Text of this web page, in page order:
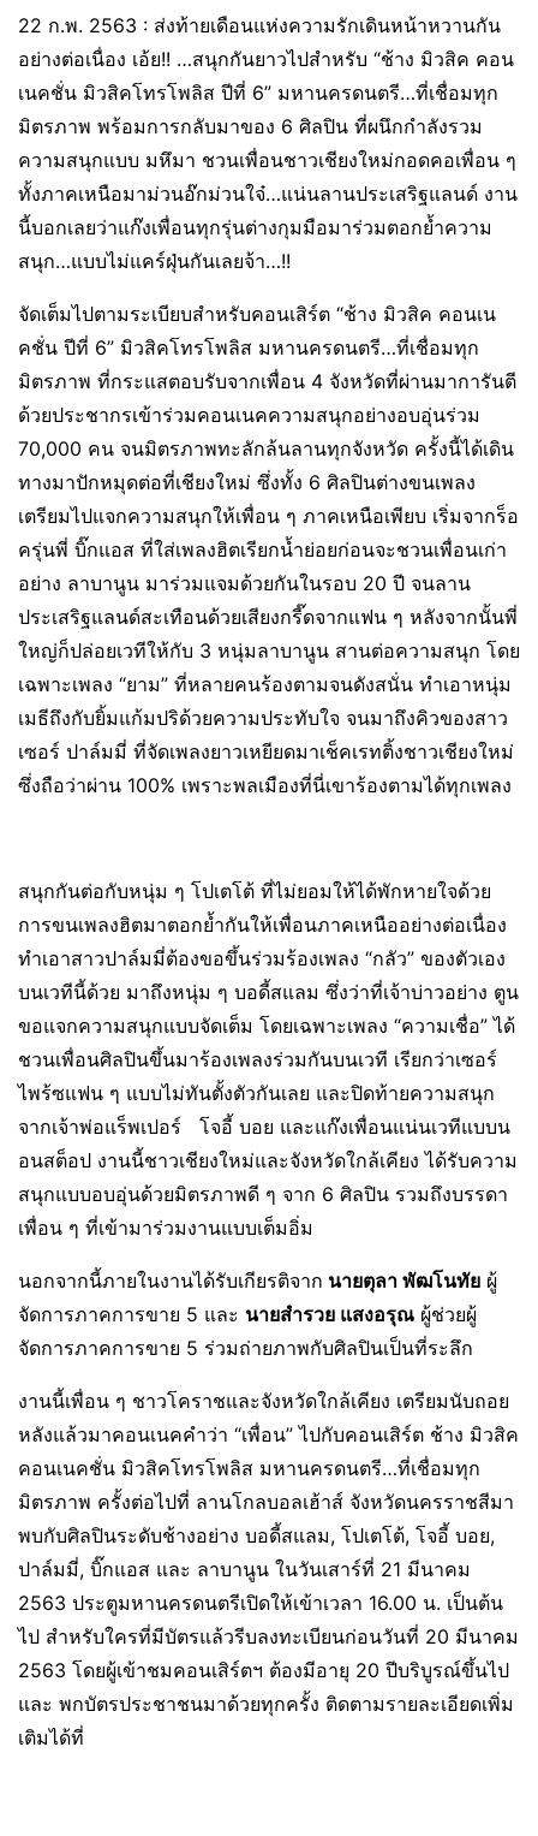
22 ก.พ. 2563 : ส่งท้ายเดือนแห่งความรักเดินหน้าหวานกัน
อย่างต่อเนื่อง เอ้ย!! …สนุกกันยาวไปสำหรับ “ช้าง มิวสิค คอน
เนคชั่น มิวสิคโทรโพลิส ปีที่ 6” มหานครดนตรี…ที่เชื่อมทุก
มิตรภาพ พร้อมการกลับมาของ 6 ศิลปิน ที่ผนึกกำลังรวม
ความสนุกแบบ มหึมา ชวนเพื่อนชาวเชียงใหม่กอดคอเพื่อน ๆ
ทั้งภาคเหนือมาม่วนอ๊กม่วนใจ๋…แน่นลานประเสริฐแลนด์ งาน
นี้บอกเลยว่าแก๊งเพื่อนทุกรุ่นต่างกุมมือมาร่วมตอกย้ำความ
สนุก…แบบไม่แคร์ฝุ่นกันเลยจ้า…!!
จัดเต็มไปตามระเบียบสำหรับคอนเสิร์ต “ช้าง มิวสิค คอนเน
คชั่น ปีที่ 6” มิวสิคโทรโพลิส มหานครดนตรี…ที่เชื่อมทุก
มิตรภาพ ที่กระแสตอบรับจากเพื่อน 4 จังหวัดที่ผ่านมาการันตี
ด้วยประชากรเข้าร่วมคอนเนคความสนุกอย่างอบอุ่นร่วม
70,000 คน จนมิตรภาพทะลักล้นลานทุกจังหวัด ครั้งนี้ได้เดิน
ทางมาปักหมุดต่อที่เชียงใหม่ ซึ่งทั้ง 6 ศิลปินต่างขนเพลง
เตรียมไปแจกความสนุกให้เพื่อน ๆ ภาคเหนือเพียบ เริ่มจากร็อ
ครุ่นพี่ บิ๊กแอส ที่ใส่เพลงฮิตเรียกน้ำย่อยก่อนจะชวนเพื่อนเก่า
อย่าง ลาบานูน มาร่วมแจมด้วยกันในรอบ 20 ปี จนลาน
ประเสริฐแลนด์สะเทือนด้วยเสียงกรี๊ดจากแฟน ๆ หลังจากนั้นพี่
ใหญ่ก็ปล่อยเวทีให้กับ 3 หนุ่มลาบานูน สานต่อความสนุก โดย
เฉพาะเพลง “ยาม” ที่หลายคนร้องตามจนดังสนั่น ทำเอาหนุ่ม
เมธีถึงกับยิ้มแก้มปริด้วยความประทับใจ จนมาถึงคิวของสาว
เซอร์ ปาล์มมี่ ที่จัดเพลงยาวเหยียดมาเช็คเรทติ้งชาวเชียงใหม่
ซึ่งถือว่าผ่าน 100% เพราะพลเมืองที่นี่เขาร้องตามได้ทุกเพลง
สนุกกันต่อกับหนุ่ม ๆ โปเตโต้ ที่ไม่ยอมให้ได้พักหายใจด้วย
การขนเพลงฮิตมาตอกย้ำกันให้เพื่อนภาคเหนืออย่างต่อเนื่อง
ทำเอาสาวปาล์มมี่ต้องขอขึ้นร่วมร้องเพลง “กลัว” ของตัวเอง
บนเวทีนี้ด้วย มาถึงหนุ่ม ๆ บอดี้สแลม ซึ่งว่าที่เจ้าบ่าวอย่าง ตูน
ขอแจกความสนุกแบบจัดเต็ม โดยเฉพาะเพลง “ความเชื่อ” ได้
ชวนเพื่อนศิลปินขึ้นมาร้องเพลงร่วมกันบนเวที เรียกว่าเซอร์
ไพร้ซแฟน ๆ แบบไม่ทันตั้งตัวกันเลย และปิดท้ายความสนุก
จากเจ้าพ่อแร็พเปอร์ ​ ​ โจอี้ บอย และแก๊งเพื่อนแน่นเวทีแบบน
อนสต็อป งานนี้ชาวเชียงใหม่และจังหวัดใกล้เคียง ได้รับความ
สนุกแบบอบอุ่นด้วยมิตรภาพดี ๆ จาก 6 ศิลปิน รวมถึงบรรดา
เพื่อน ๆ ที่เข้ามาร่วมงานแบบเต็มอิ่ม
นอกจากนี้ภายในงานได้รับเกียรติจาก นายตุลา พัฒโนทัย ผู้
จัดการภาคการขาย 5​ และ นายสำรวย แสงอรุณ ผู้ช่วยผู้
จัดการภาคการขาย 5 ร่วมถ่ายภาพกับศิลปินเป็นที่ระลึก
งานนี้เพื่อน ๆ ชาวโคราชและจังหวัดใกล้เคียง เตรียมนับถอย
หลังแล้วมาคอนเนคคำว่า “เพื่อน” ไปกับคอนเสิร์ต ช้าง มิวสิค
คอนเนคชั่น มิวสิคโทรโพลิส มหานครดนตรี…ที่เชื่อมทุก
มิตรภาพ ครั้งต่อไปที่ ลานโกลบอลเฮ้าส์ จังหวัดนครราชสีมา
พบกับศิลปินระดับช้างอย่าง บอดี้สแลม, โปเตโต้, โจอี้ บอย,
ปาล์มมี่, บิ๊กแอส และ ลาบานูน ในวันเสาร์ที่ 21 มีนาคม
2563 ประตูมหานครดนตรีเปิดให้เข้าเวลา 16.00 น. เป็นต้น
ไป สำหรับใครที่มีบัตรแล้วรีบลงทะเบียนก่อนวันที่ 20 มีนาคม
2563 โดยผู้เข้าชมคอนเสิร์ตฯ ต้องมีอายุ 20 ปีบริบูรณ์ขึ้นไป
และ พกบัตรประชาชนมาด้วยทุกครั้ง ติดตามรายละเอียดเพิ่ม
เติมได้ที่